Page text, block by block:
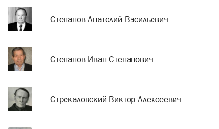
Степанов Анатолий Васильевич
Степанов Иван Степанович
Стрекаловский Виктор Алексеевич